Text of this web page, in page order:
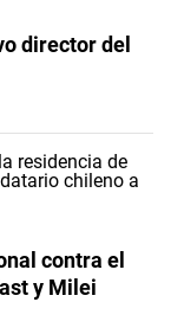
director del
contra el
y Milei